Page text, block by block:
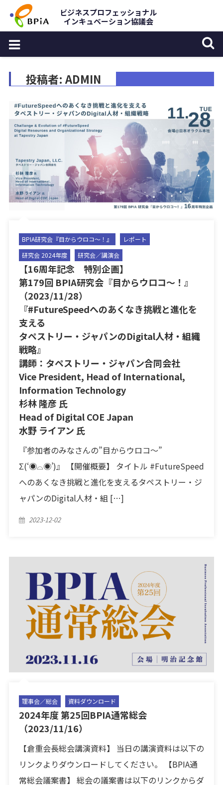
content
ビジネスプロフェッショナル
インキュベーション協議会
投稿者: ADMIN
BPIA研究会『目からウロコ〜！』
レポート
研究会 2024年度
研究会／講演会
【16周年記念 特別企画】
第179回 BPIA研究会『目からウロコ〜！』
（2023/11/28）
『#FutureSpeedへのあくなき挑戦と進化を
支える
タペストリー・ジャパンのDigital人材・組織
戦略』
講師：タペストリー・ジャパン合同会社
Vice President, Head of International,
Information Technology
杉林 隆彦 氏
Head of Digital COE Japan
水野 ライアン 氏
『参加者のみなさんの”目からウロコ〜”
Σ(‘◉⌓◉’)』 【開催概要】 タイトル #FutureSpeed
へのあくなき挑戦と進化を支えるタペストリー・ジ
ャパンのDigital人材・組 […]
Posted
2023-12-02
理事会／総会 資料ダウンロード
2024年度 第25回BPIA通常総会
（2023/11/16）
【倉重会長総会講演資料】 当日の講演資料は以下の
リンクよりダウンロードしてください。 【BPIA通
常総会議案書】 総会の議案書は以下のリンクからダ